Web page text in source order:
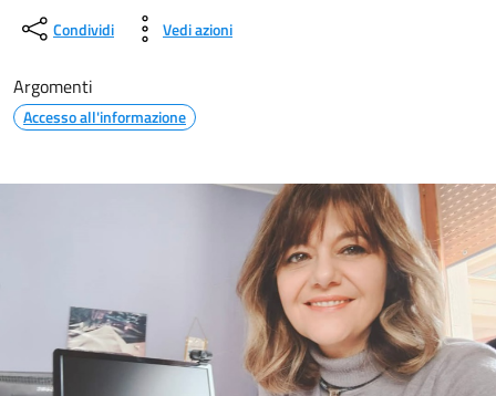
Condividi Vedi azioni
Argomenti
Accesso all'informazione